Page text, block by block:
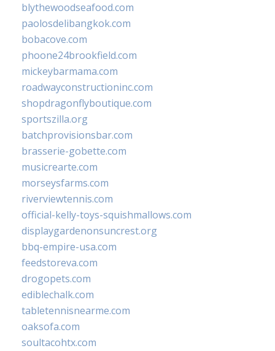
blythewoodseafood.com
paolosdelibangkok.com
bobacove.com
phoone24brookfield.com
mickeybarmama.com
roadwayconstructioninc.com
shopdragonflyboutique.com
sportszilla.org
batchprovisionsbar.com
brasserie-gobette.com
musicrearte.com
morseysfarms.com
riverviewtennis.com
official-kelly-toys-squishmallows.com
displaygardenonsuncrest.org
bbq-empire-usa.com
feedstoreva.com
drogopets.com
ediblechalk.com
tabletennisnearme.com
oaksofa.com
soultacohtx.com